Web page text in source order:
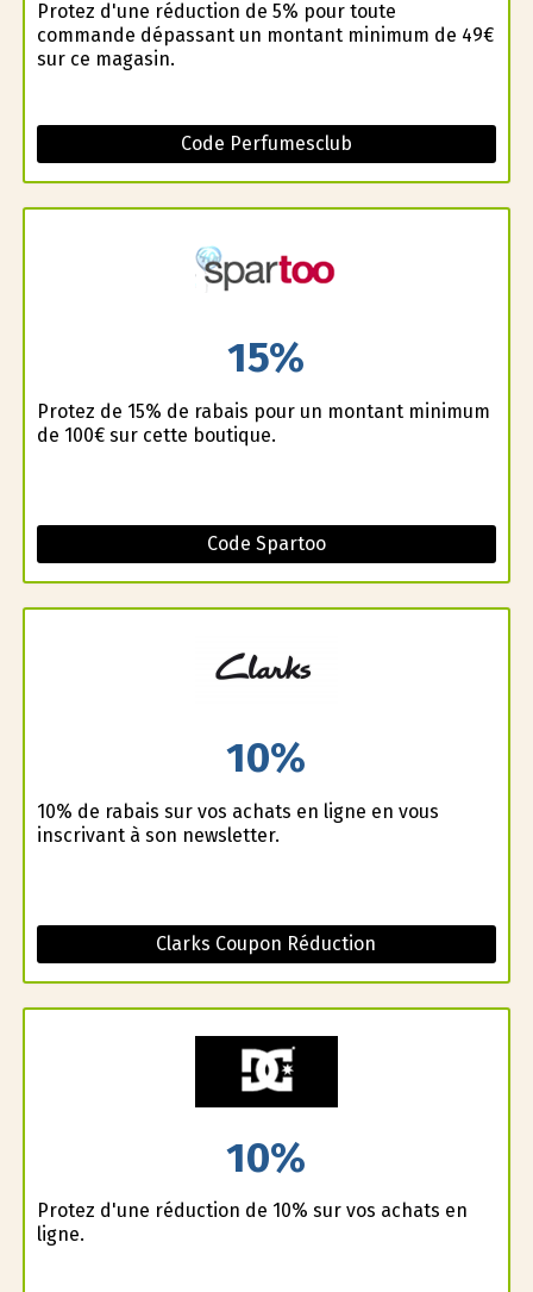
Profitez d'une réduction de 5% pour toute
commande dépassant un montant minimum de 49€
sur ce magasin.
Code Perfumesclub
15%
Profitez de 15% de rabais pour un montant minimum
de 100€ sur cette boutique.
Code Spartoo
10%
10% de rabais sur vos achats en ligne en vous
inscrivant à son newsletter.
Clarks Coupon Réduction
10%
Profitez d'une réduction de 10% sur vos achats en
ligne.